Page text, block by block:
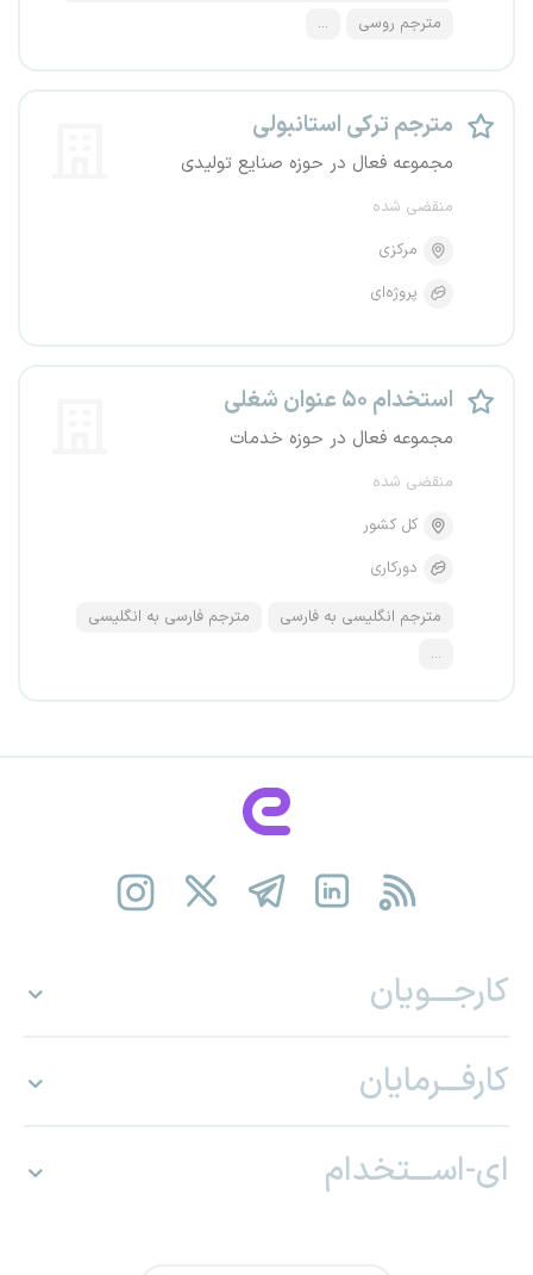
مترجم روسی
...
مترجم ترکی استانبولی
مجموعه فعال در حوزه صنایع تولیدی
منقضی شده
مرکزی
پروژه‌ای
استخدام ۵۰ عنوان شغلی
مجموعه فعال در حوزه خدمات
منقضی شده
کل کشور
دورکاری
مترجم انگلیسی به فارسی
مترجم فارسی به انگلیسی
...
کارجـــویان
کارفـــرمایان
ای-اســـتخدام